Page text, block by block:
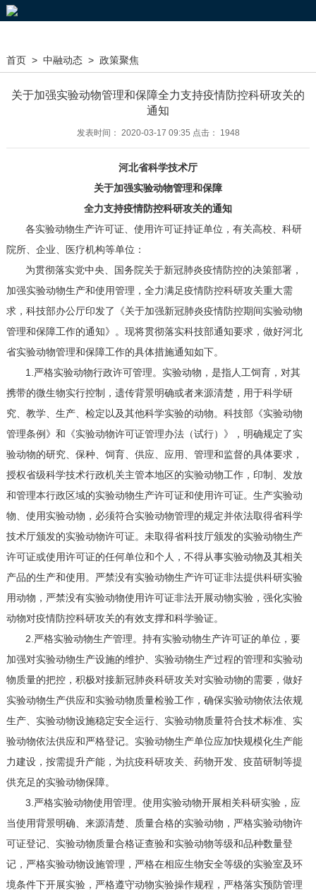
首页 > 中融动态> 政策聚焦
关于加强实验动物管理和保障全力支持疫情防控科研攻关的
通知
发表时间： 2020-03-17 09:35 点击： 1948
河北省科学技术厅
关于加强实验动物管理和保障
全力支持疫情防控科研攻关的通知
各实验动物生产许可证、使用许可证持证单位，有关高校、科研
院所、企业、医疗机构等单位：
为贯彻落实党中央、国务院关于新冠肺炎疫情防控的决策部署，
加强实验动物生产和使用管理，全力满足疫情防控科研攻关重大需
求，科技部办公厅印发了《关于加强新冠肺炎疫情防控期间实验动物
管理和保障工作的通知》。现将贯彻落实科技部通知要求，做好河北
省实验动物管理和保障工作的具体措施通知如下。
1.严格实验动物行政许可管理。实验动物，是指人工饲育，对其
携带的微生物实行控制，遗传背景明确或者来源清楚，用于科学研
究、教学、生产、检定以及其他科学实验的动物。科技部《实验动物
管理条例》和《实验动物许可证管理办法（试行）》，明确规定了实
验动物的研究、保种、饲育、供应、应用、管理和监督的具体要求，
授权省级科学技术行政机关主管本地区的实验动物工作，印制、发放
和管理本行政区域的实验动物生产许可证和使用许可证。生产实验动
物、使用实验动物，必须符合实验动物管理的规定并依法取得省科学
技术厅颁发的实验动物许可证。未取得省科技厅颁发的实验动物生产
许可证或使用许可证的任何单位和个人，不得从事实验动物及其相关
产品的生产和使用。严禁没有实验动物生产许可证非法提供科研实验
用动物，严禁没有实验动物使用许可证非法开展动物实验，强化实验
动物对疫情防控科研攻关的有效支撑和科学验证。
2.严格实验动物生产管理。持有实验动物生产许可证的单位，要
加强对实验动物生产设施的维护、实验动物生产过程的管理和实验动
物质量的把控，积极对接新冠肺炎科研攻关对实验动物的需要，做好
实验动物生产供应和实验动物质量检验工作，确保实验动物依法依规
生产、实验动物设施稳定安全运行、实验动物质量符合技术标准、实
验动物依法供应和严格登记。实验动物生产单位应加快规模化生产能
力建设，按需提升产能，为抗疫科研攻关、药物开发、疫苗研制等提
供充足的实验动物保障。
3.严格实验动物使用管理。使用实验动物开展相关科研实验，应
当使用背景明确、来源清楚、质量合格的实验动物，严格实验动物许
可证登记、实验动物质量合格证查验和实验动物等级和品种数量登
记，严格实验动物设施管理，严格在相应生物安全等级的实验室及环
境条件下开展实验，严格遵守动物实验操作规程，严格落实预防管理